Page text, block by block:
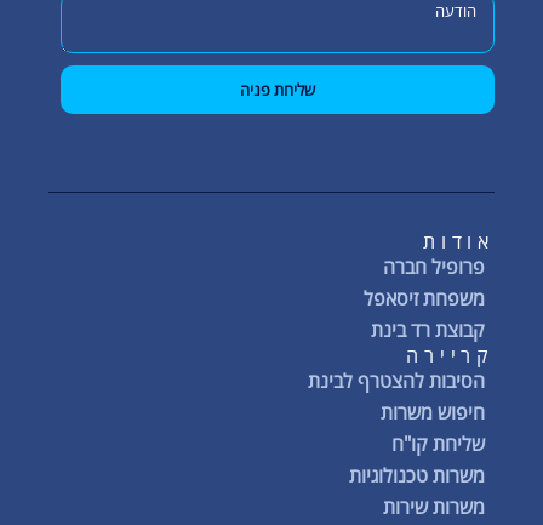
שליחת פניה
אודות
פרופיל חברה
משפחת זיסאפל
קבוצת רד בינת
קריירה
הסיבות להצטרף לבינת
חיפוש משרות
שליחת קו"ח
משרות טכנולוגיות
משרות שירות